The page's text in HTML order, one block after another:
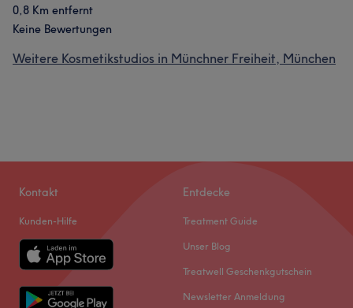
0,8 Km entfernt
Keine Bewertungen
Weitere Kosmetikstudios in Münchner Freiheit, München
Kontakt
Kunden-Hilfe
Entdecke
Treatment Guide
Unser Blog
Treatwell Geschenkgutschein
Newsletter Anmeldung